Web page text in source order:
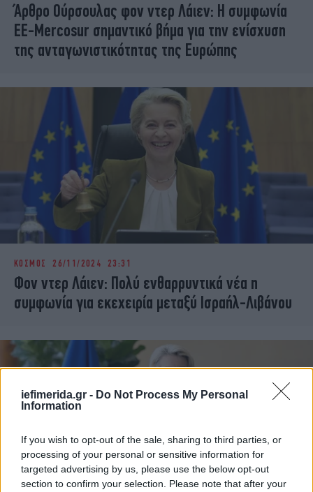
iefimerida.gr - Do Not Process My Personal
Information
If you wish to opt-out of the sale, sharing to third parties, or
processing of your personal or sensitive information for
targeted advertising by us, please use the below opt-out
section to confirm your selection. Please note that after your
Άρθρο Ούρσουλας φον ντερ Λάιεν: Η συμφωνία
ΕΕ-Mercosur σημαντικό βήμα για την ενίσχυση
της ανταγωνιστικότητας της Ευρώπης
ΚΟΣΜΟΣ 26/11/2024 23:31
Φον ντερ Λάιεν: Πολύ ενθαρρυντικά νέα η
συμφωνία για εκεχειρία μεταξύ Ισραήλ-Λιβάνου